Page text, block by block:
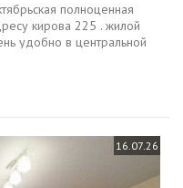
полноценная
кирова 225 . жилой
удобно в центральной
16.07.26